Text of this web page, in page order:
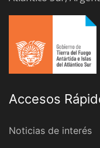
Accesos
Noticias de interés